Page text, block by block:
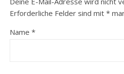
Erforderliche Felder sind mit *
Name *